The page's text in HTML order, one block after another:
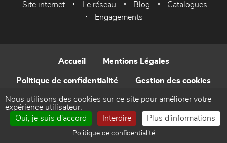
Site internet Le réseau Blog
Catalogues
Engagements
Accueil Mentions Légales
Politique de confidentialité Gestion des cookies
Contact
Réalisé par WEB Enseignes
Nous utilisons des cookies sur ce site pour améliorer votre
expérience utilisateur.
Oui, je suis d'accord
Interdire Plus d'informations
Politique de confidentialité